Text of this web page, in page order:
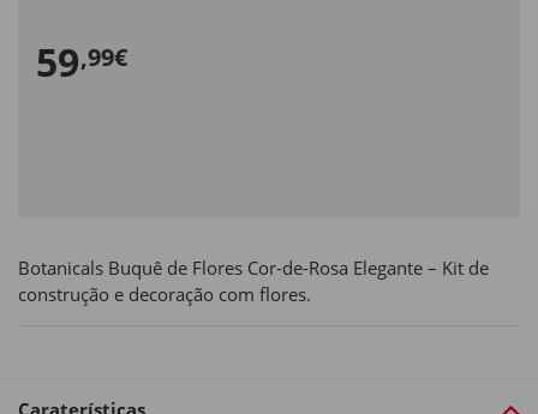
59,99€
Botanicals Buquê de Flores Cor-de-Rosa Elegante – Kit de
construção e decoração com flores.